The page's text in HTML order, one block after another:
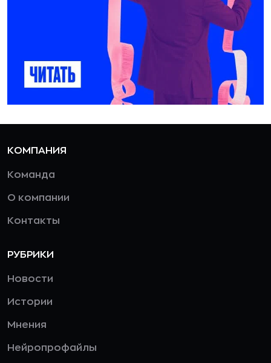
КОМПАНИЯ
Команда
О компании
Контакты
РУБРИКИ
Новости
Истории
Мнения
Нейропрофайлы